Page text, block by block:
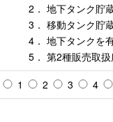
2． 地下タンク貯
3． 移動タンク貯
4． 地下タンクを
5． 第2種販売取
1 2 3 4